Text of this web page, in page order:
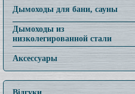
Дымоходы для бани, сауны
Дымоходы из
низколегированной стали
Аксессуары